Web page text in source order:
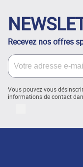
Recevez nos offres
Vous pouvez vous
informations de contact